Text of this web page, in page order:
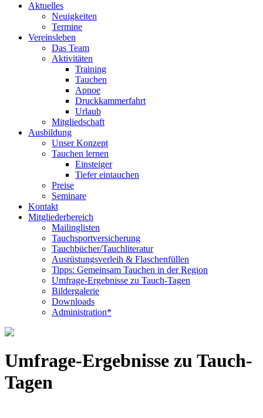
Aktuelles
Neuigkeiten
Termine
Vereinsleben
Das Team
Aktivitäten
Training
Tauchen
Apnoe
Druckkammerfahrt
Urlaub
Mitgliedschaft
Ausbildung
Unser Konzept
Tauchen lernen
Einsteiger
Tiefer eintauchen
Preise
Seminare
Kontakt
Mitgliederbereich
Mailinglisten
Tauchsportversicherung
Tauchbücher/Tauchliteratur
Ausrüstungsverleih & Flaschenfüllen
Tipps: Gemeinsam Tauchen in der Region
Umfrage-Ergebnisse zu Tauch-Tagen
Bildergalerie
Downloads
Administration*
Umfrage-Ergebnisse zu Tauch-
Tagen